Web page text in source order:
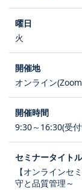
火
オンライン
9:30～16:30(受
【オンラインセ
守と品質管理～